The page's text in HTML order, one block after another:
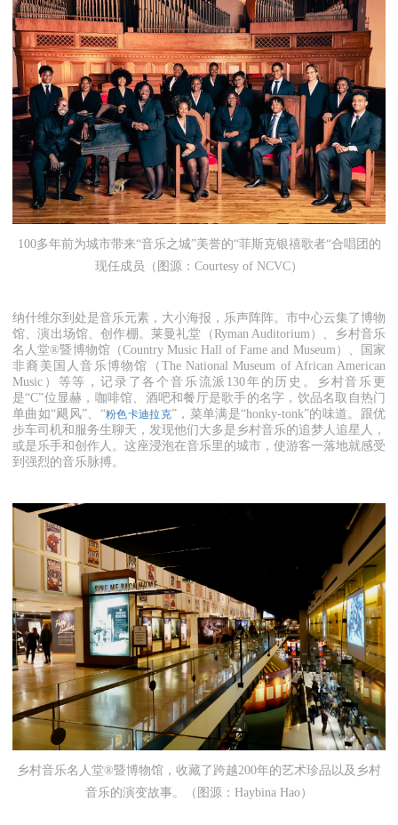
100多年前为城市带来“音乐之城”美誉的“菲斯克银禧歌者“合唱团的
现任成员（图源：Courtesy of NCVC）
纳什维尔到处是音乐元素，大小海报，乐声阵阵。市中心云集了博物
馆、演出场馆、创作棚。莱曼礼堂（Ryman Auditorium）、乡村音乐
名人堂®暨博物馆（Country Music Hall of Fame and Museum）、国家
非裔美国人音乐博物馆（The National Museum of African American
Music）等等，记录了各个音乐流派130年的历史。乡村音乐更
是“C”位显赫，咖啡馆、酒吧和餐厅是歌手的名字，饮品名取自热门
单曲如“飓风”、“粉色卡迪拉克”，菜单满是“honky-tonk”的味道。跟优
步车司机和服务生聊天，发现他们大多是乡村音乐的追梦人追星人，
或是乐手和创作人。这座浸泡在音乐里的城市，使游客一落地就感受
到强烈的音乐脉搏。
乡村音乐名人堂®暨博物馆，收藏了跨越200年的艺术珍品以及乡村
音乐的演变故事。（图源：Haybina Hao）